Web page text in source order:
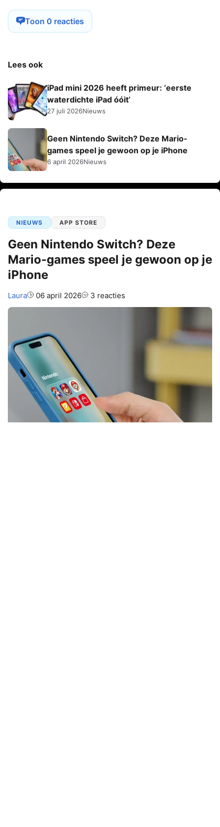
Toon 0 reacties
Lees ook
iPad mini 2026 heeft primeur: ‘eerste
waterdichte iPad óóit’
27 juli 2026Nieuws
Geen Nintendo Switch? Deze Mario-
games speel je gewoon op je iPhone
6 april 2026Nieuws
NIEUWS APP STORE
Geen Nintendo Switch? Deze
Mario-games speel je gewoon op je
iPhone
Auteur:
Laura 06 april 2026 3 reacties